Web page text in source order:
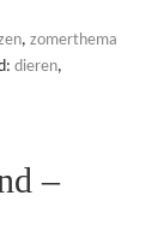
, zomerthema
dieren,
–